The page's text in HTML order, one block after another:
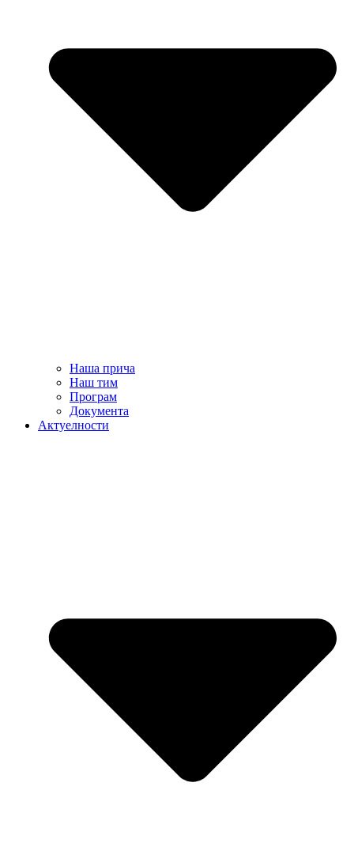
Наша прича
Наш тим
Програм
Документа
Актуелности